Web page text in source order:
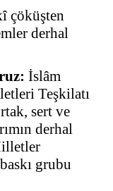
çöküşten
derhal
İslâm
Teşkilatı
sert ve
derhal
grubu